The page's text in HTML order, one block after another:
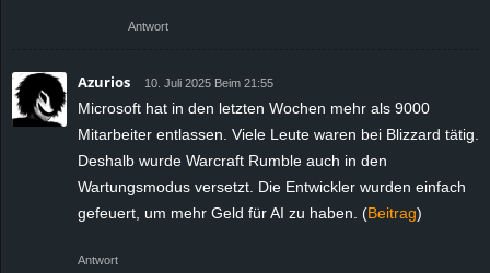
Antwort
Azurios 10. Juli 2025 Beim 21:55
Microsoft hat in den letzten Wochen mehr als 9000
Mitarbeiter entlassen. Viele Leute waren bei Blizzard tätig.
Deshalb wurde Warcraft Rumble auch in den
Wartungsmodus versetzt. Die Entwickler wurden einfach
gefeuert, um mehr Geld für AI zu haben. (Beitrag)
Antwort